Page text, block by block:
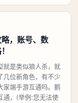
，账号、数
就是类似狼人杀，就
几位新角色，有不少
家端手游互通吗。鹅
通，(举例:您无法使